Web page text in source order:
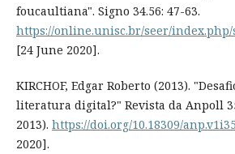
foucaultiana". Signo 34.56: 47-63.
https://online.unisc.br/seer/
[24 June 2020].
KIRCHOF, Edgar Roberto (2013).
literatura digital?" Revista da Anpoll
2013). https://doi.org/10.18309/
2020].